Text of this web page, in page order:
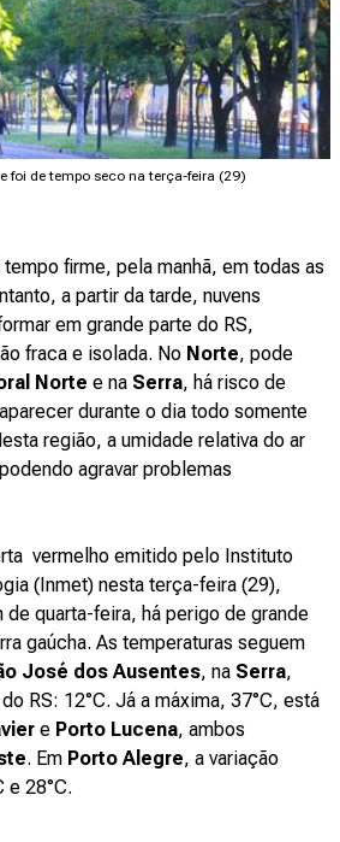
foi de tempo seco na terça-feira (29)
firme, pela manhã, em todas as
a partir da tarde, nuvens
em grande parte do RS,
fraca e isolada. No Norte, pode
Norte e na Serra, há risco de
durante o dia todo somente
região, a umidade relativa do ar
agravar problemas
vermelho emitido pelo Instituto
(Inmet) nesta terça-feira (29),
de quarta-feira, há perigo de grande
gaúcha. As temperaturas seguem
José dos Ausentes, na Serra,
RS: 12°C. Já a máxima, 37°C, está
e Porto Lucena, ambos
. Em Porto Alegre, a variação
e 28°C.